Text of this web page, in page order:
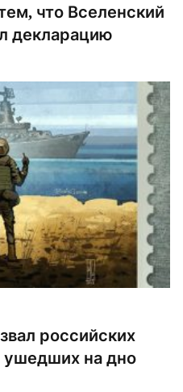
что Вселенский
декларацию
российских
ушедших на дно